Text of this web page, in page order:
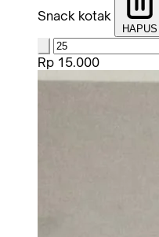
Snack kotak
HAPUS
Rp 15.000